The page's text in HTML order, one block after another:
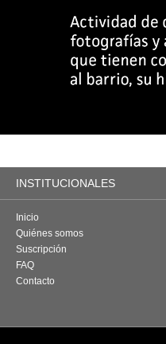
INSTITUCIONALES
Inicio
Quiénes somos
Suscripción
FAQ
Contacto